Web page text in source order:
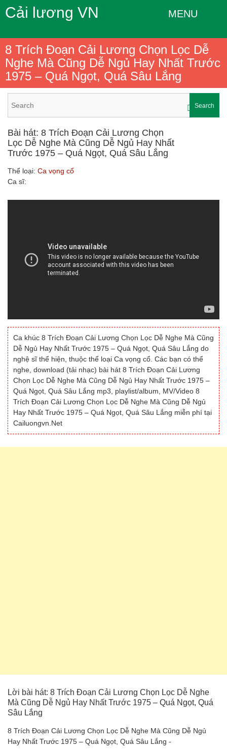
Cải lương VN MENU
8 Trích Đoạn Cải Lương Chọn Lọc Dễ
Nghe Mà Cũng Dễ Ngủ Hay Nhất Trước
1975 – Quá Ngọt, Quá Sâu Lắng
Search
Bài hát: 8 Trích Đoạn Cải Lương Chọn
Lọc Dễ Nghe Mà Cũng Dễ Ngủ Hay Nhất
Trước 1975 – Quá Ngọt, Quá Sâu Lắng
Thể loại: Ca vọng cổ
Ca sĩ:
Ca khúc 8 Trích Đoạn Cải Lương Chọn Lọc Dễ Nghe Mà Cũng
Dễ Ngủ Hay Nhất Trước 1975 – Quá Ngọt, Quá Sâu Lắng do
nghệ sĩ thể hiện, thuộc thể loại Ca vọng cổ. Các bạn có thể
nghe, download (tải nhạc) bài hát 8 Trích Đoạn Cải Lương
Chọn Lọc Dễ Nghe Mà Cũng Dễ Ngủ Hay Nhất Trước 1975 –
Quá Ngọt, Quá Sâu Lắng mp3, playlist/album, MV/Video 8
Trích Đoạn Cải Lương Chọn Lọc Dễ Nghe Mà Cũng Dễ Ngủ
Hay Nhất Trước 1975 – Quá Ngọt, Quá Sâu Lắng miễn phí tại
Cailuongvn.Net
Lời bài hát: 8 Trích Đoạn Cải Lương Chọn Lọc Dễ Nghe
Mà Cũng Dễ Ngủ Hay Nhất Trước 1975 – Quá Ngọt, Quá
Sâu Lắng
8 Trích Đoạn Cải Lương Chọn Lọc Dễ Nghe Mà Cũng Dễ Ngủ
Hay Nhất Trước 1975 – Quá Ngọt, Quá Sâu Lắng -